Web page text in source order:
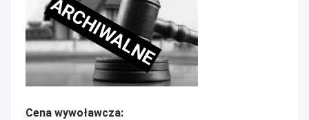
ARCHIWALNE
Cena wywoławcza: